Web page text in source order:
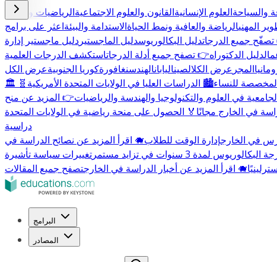
والسياحةالعلوم الإنسانيةالقانون والعلوم الاجتماعيةالرياضيات والعلوم
المهنيالرياضة والعافية ونمط الحياةالاستدامة والبيئةاعثر على برامج
جميع الدرجاتدليل البكالوريوسدليل الماجستير دليل ماجستير إدارة
دليل الدكتوراه👉 تصفح جميع أدلة الدرجاتاستكشف الدرجات العلمية
المجر عرض الكلالصيناليابانالهندسنغافورةكوريا الجنوبيةعرض الكل
للنساء🏙️ الدراسات العليا في الولايات المتحدة الأمريكية 🧬
في العلوم والتكنولوجيا والهندسة والرياضيات
في الخارج مجانًا 🏅 الحصول على منحة رياضية في الولايات المتحدة
دراسية
في الخارجإدارة الوقت للطلاب🐗 اقرأ المزيد عن نصائح الدراسة في
البكالوريوس لمدة 3 سنوات في تزايد مستمر
🐗 اقرأ المزيد عن أخبار الدراسة في الخارجتصفح جميع المقالات
البرامج
المصادر